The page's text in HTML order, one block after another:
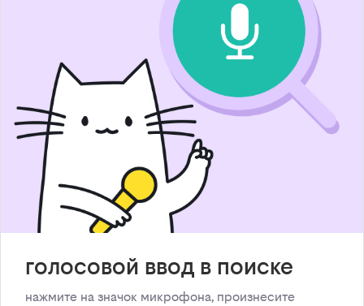
голосовой ввод в поиске
нажмите на значок микрофона, произнесите